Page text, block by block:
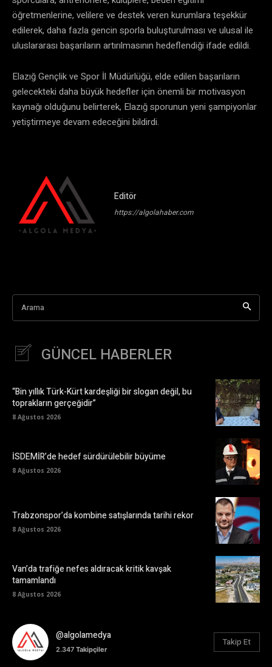
öğretmenlerine, velilere ve destek veren kurumlara teşekkür
edilerek, daha fazla gencin sporla buluşturulması ve ulusal ile
uluslararası başarıların artırılmasının hedeflendiği ifade edildi.
Elazığ Gençlik ve Spor İl Müdürlüğü, elde edilen başarıların
gelecekteki daha büyük hedefler için önemli bir motivasyon
kaynağı olduğunu belirterek, Elazığ sporunun yeni şampiyonlar
yetiştirmeye devam edeceğini bildirdi.
Editör
https://algolahaber.com
Arama
GÜNCEL HABERLER
“Bin yıllık Türk-Kürt kardeşliği bir slogan değil, bu
toprakların gerçeğidir”
8 Ağustos 2026
İSDEMİR’de hedef sürdürülebilir büyüme
8 Ağustos 2026
Trabzonspor’da kombine satışlarında tarihi rekor
8 Ağustos 2026
Van’da trafiğe nefes aldıracak kritik kavşak
tamamlandı
8 Ağustos 2026
@algolamedya
2.347 Takipçiler
Takip Et